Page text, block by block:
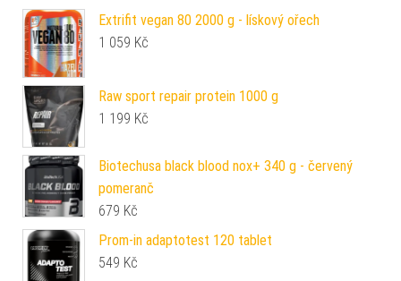
Extrifit vegan 80 2000 g - lískový ořech
1 059 Kč
Raw sport repair protein 1000 g
1 199 Kč
Biotechusa black blood nox+ 340 g - červený
pomeranč
679 Kč
Prom-in adaptotest 120 tablet
549 Kč